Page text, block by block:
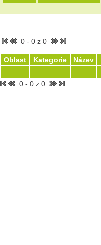
0 - 0 z 0
Oblast Kategorie Název
0 - 0 z 0